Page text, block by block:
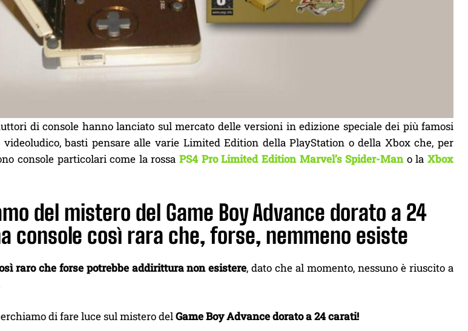
di console hanno lanciato sul mercato delle versioni in edizione speciale dei più famosi
basti pensare alle varie Limited Edition della PlayStation o della Xbox che, per
console particolari come la rossa PS4 Pro Limited Edition Marvel’s Spider-Mano la Xbox
del mistero del Game Boy Advance dorato a 24
console così rara che, forse, nemmeno esiste
raro che forse potrebbe addirittura non esistere, dato che al momento, nessuno è riuscito a
di fare luce sul mistero delGame Boy Advance dorato a 24 carati!